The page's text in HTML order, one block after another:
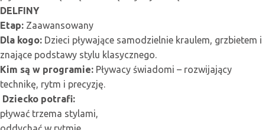
DELFINY
Etap: Zaawansowany
Dla kogo: Dzieci pływające samodzielnie kraulem, grzbietem i
znające podstawy stylu klasycznego.
Kim są w programie: Pływacy świadomi – rozwijający
technikę, rytm i precyzję.
Dziecko potrafi:
pływać trzema stylami,